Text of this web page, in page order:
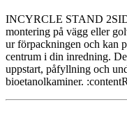
INCYRCLE STAND
montering på vägg eller
ur förpackningen och kan
centrum i din inredning.
uppstart, påfyllning och
bioetanolkaminer.